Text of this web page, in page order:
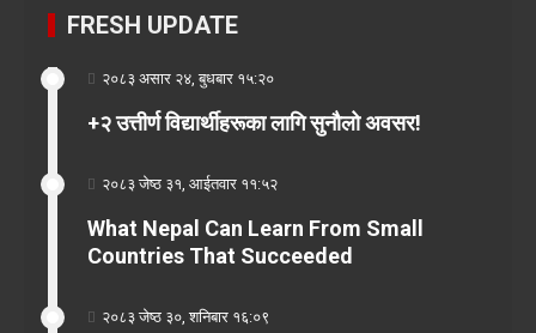
FRESH UPDATE
२०८३ असार २४, बुधबार १५:२०
+२ उत्तीर्ण विद्यार्थीहरूका लागि सुनौलो अवसर!
२०८३ जेष्ठ ३१, आईतवार ११:५२
What Nepal Can Learn From Small
Countries That Succeeded
२०८३ जेष्ठ ३०, शनिबार १६:०९